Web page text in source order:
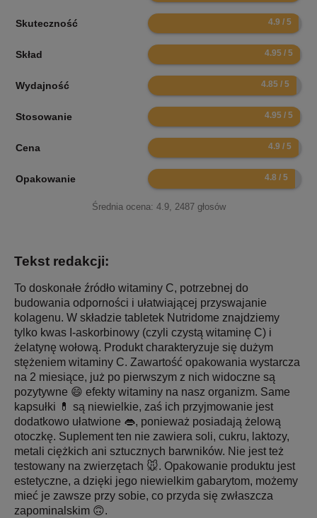
Skuteczność 9.8
Skład 9.9
Wydajność 9.7
Stosowanie 9.9
Cena 9.8
Opakowanie 9.6
Średnia ocena: 4.9, 2487głosów
Tekst redakcji:
To doskonałe źródło witaminy C, potrzebnej do
budowania odporności i ułatwiającej przyswajanie
kolagenu. W składzie tabletek Nutridome znajdziemy
tylko kwas I-askorbinowy (czyli czystą witaminę C) i
żelatynę wołową. Produkt charakteryzuje się dużym
stężeniem witaminy C. Zawartość opakowania wystarcza
na 2 miesiące, już po pierwszym z nich widoczne są
pozytywne 😄 efekty witaminy na nasz organizm. Same
kapsułki 💊 są niewielkie, zaś ich przyjmowanie jest
dodatkowo ułatwione 👄, ponieważ posiadają żelową
otoczkę. Suplement ten nie zawiera soli, cukru, laktozy,
metali ciężkich ani sztucznych barwników. Nie jest też
testowany na zwierzętach 🐭. Opakowanie produktu jest
estetyczne, a dzięki jego niewielkim gabarytom, możemy
mieć je zawsze przy sobie, co przyda się zwłaszcza
zapominalskim 🙃.